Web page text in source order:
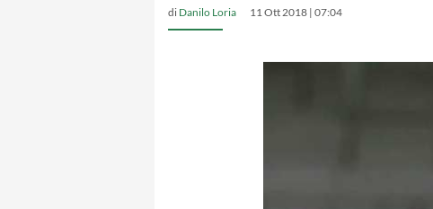
di Danilo Loria 11 Ott 2018 | 07:04